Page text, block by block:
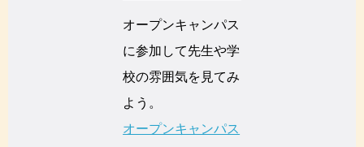
オープンキャンパス
に参加して先生や学
校の雰囲気を見てみ
よう。
オープンキャンパス